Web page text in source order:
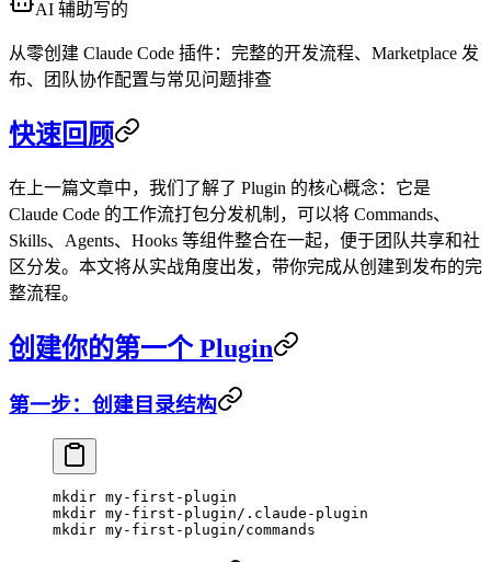
AI 辅助写的
从零创建 Claude Code 插件：完整的开发流程、Marketplace 发
布、团队协作配置与常见问题排查
快速回顾
在上一篇文章中，我们了解了 Plugin 的核心概念：它是
Claude Code 的工作流打包分发机制，可以将 Commands、
Skills、Agents、Hooks 等组件整合在一起，便于团队共享和社
区分发。本文将从实战角度出发，带你完成从创建到发布的完
整流程。
创建你的第一个 Plugin
第一步：创建目录结构
mkdir my-first-plugin
mkdir my-first-plugin/.claude-plugin
mkdir my-first-plugin/commands